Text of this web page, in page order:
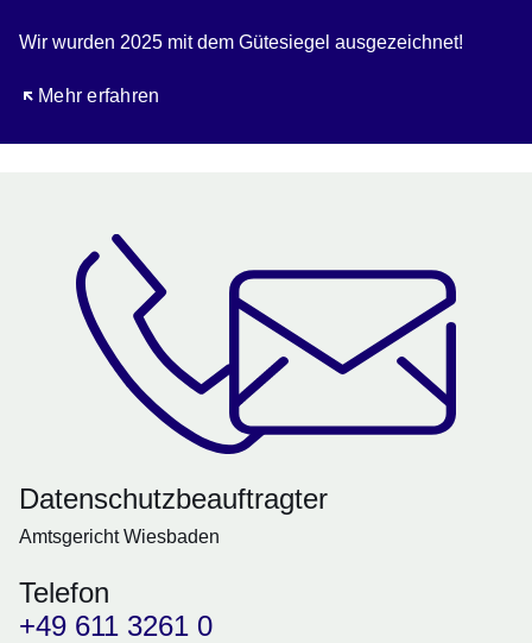
Wir wurden 2025 mit dem Gütesiegel ausgezeichnet!
Mehr erfahren
Öffnet sich in einem neuen Fenster
Datenschutzbeauftragter
Amtsgericht Wiesbaden
Telefon
+49 611 3261 0